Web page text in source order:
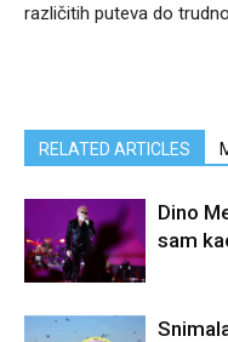
različitih puteva do
RELATED ARTICLES
Dino
sam